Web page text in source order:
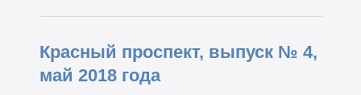
Красный проспект, выпуск № 4,
май 2018 года